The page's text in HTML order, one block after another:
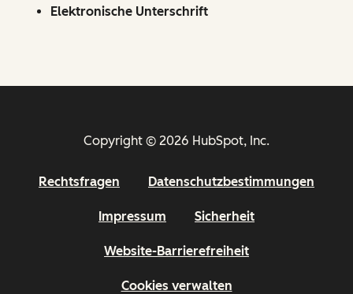
Elektronische Unterschrift
Copyright © 2026 HubSpot, Inc.
Rechtsfragen Datenschutzbestimmungen
Impressum Sicherheit
Website-Barrierefreiheit
Cookies verwalten